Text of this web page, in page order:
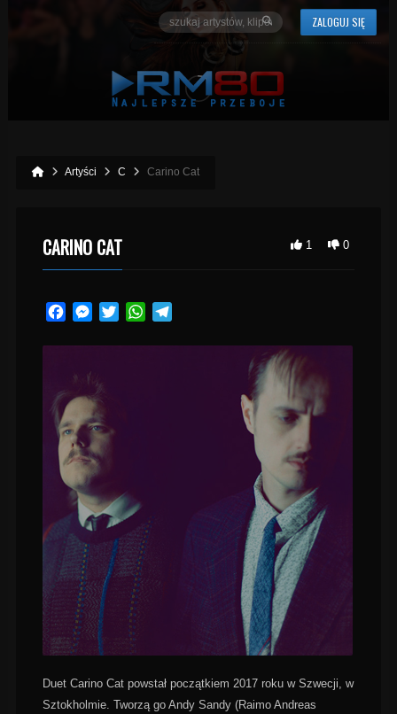
ZALOGUJ SIĘ
Artyści C Carino Cat
1 0
CARINO CAT
FacebookMessenger
TwitterWhatsApp
Duet Carino Cat powstał początkiem 2017 roku w Szwecji, w
Sztokholmie. Tworzą go Andy Sandy (Raimo Andreas